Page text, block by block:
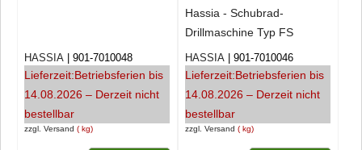
zzgl. Versand kg
HASSIA 901-7010048
Lieferzeit:Betriebsferien bis
14.08.2026 – Derzeit nicht
bestellbar
Hassia - Schubrad-
Drillmaschine Typ FS
zzgl. Versand kg
HASSIA 901-7010046
Lieferzeit:Betriebsferien bis
14.08.2026 – Derzeit nicht
bestellbar